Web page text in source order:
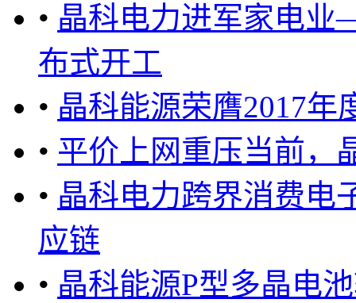
• 晶科电力进军家电
布式开工
• 晶科能源荣膺2017年
• 平价上网重压当前，
• 晶科电力跨界消费电
应链
• 晶科能源P型多晶电